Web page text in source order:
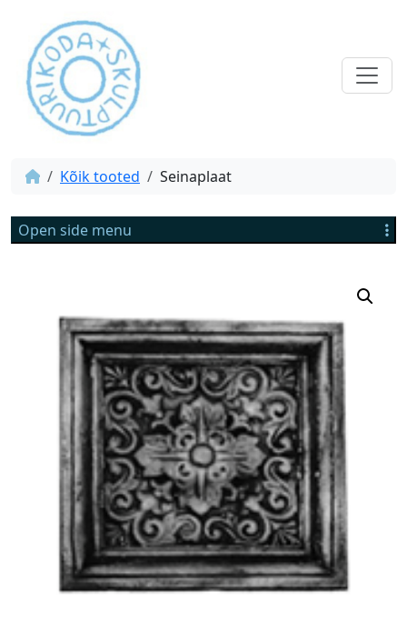
Kõik tooted Seinaplaat
Open side menu